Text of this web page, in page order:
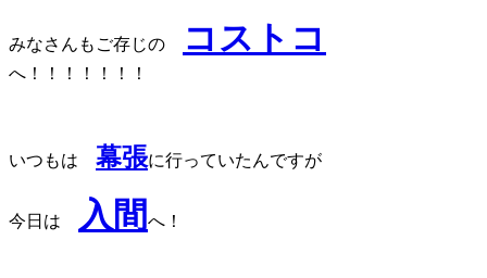
みなさんもご存じの コストコ
へ！！！！！！！
いつもは 幕張に行っていたんですが
今日は 入間 へ！